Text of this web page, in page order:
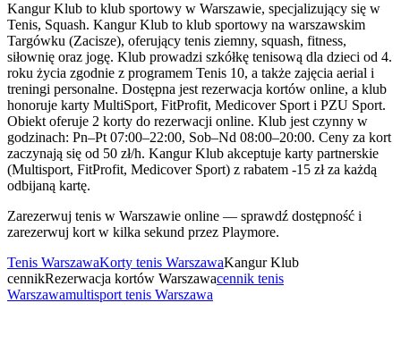
Kangur Klub to klub sportowy w Warszawie, specjalizujący się w
Tenis, Squash. Kangur Klub to klub sportowy na warszawskim
Targówku (Zacisze), oferujący tenis ziemny, squash, fitness,
siłownię oraz jogę. Klub prowadzi szkółkę tenisową dla dzieci od 4.
roku życia zgodnie z programem Tenis 10, a także zajęcia aerial i
treningi personalne. Dostępna jest rezerwacja kortów online, a klub
honoruje karty MultiSport, FitProfit, Medicover Sport i PZU Sport.
Obiekt oferuje 2 korty do rezerwacji online. Klub jest czynny w
godzinach: Pn–Pt 07:00–22:00, Sob–Nd 08:00–20:00. Ceny za kort
zaczynają się od 50 zł/h. Kangur Klub akceptuje karty partnerskie
(Multisport, FitProfit, Medicover Sport) z rabatem -15 zł za każdą
odbijaną kartę.
Zarezerwuj tenis w Warszawie online — sprawdź dostępność i
zarezerwuj kort w kilka sekund przez Playmore.
Tenis WarszawaKorty tenis WarszawaKangur Klub
cennikRezerwacja kortów Warszawacennik tenis
Warszawamultisport tenis Warszawa